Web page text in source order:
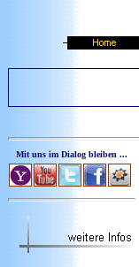
Mit uns im Dialog bleiben ...